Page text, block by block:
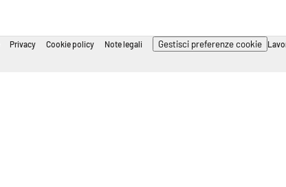
Privacy Cookie policy Note legali Gestisci preferenze cookie